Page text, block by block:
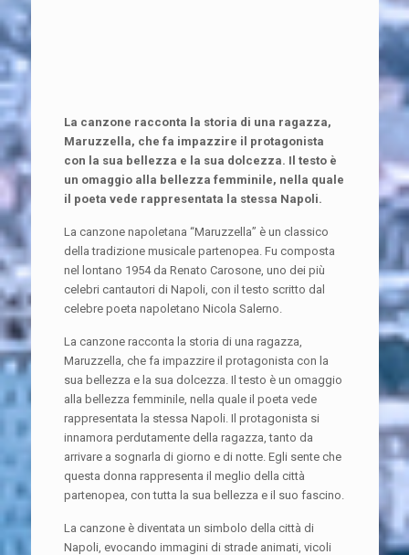
La canzone racconta la storia di una ragazza,
Maruzzella, che fa impazzire il protagonista
con la sua bellezza e la sua dolcezza. Il testo è
un omaggio alla bellezza femminile, nella quale
il poeta vede rappresentata la stessa Napoli.
La canzone napoletana “Maruzzella” è un classico
della tradizione musicale partenopea. Fu composta
nel lontano 1954 da Renato Carosone, uno dei più
celebri cantautori di Napoli, con il testo scritto dal
celebre poeta napoletano Nicola Salerno.
La canzone racconta la storia di una ragazza,
Maruzzella, che fa impazzire il protagonista con la
sua bellezza e la sua dolcezza. Il testo è un omaggio
alla bellezza femminile, nella quale il poeta vede
rappresentata la stessa Napoli. Il protagonista si
innamora perdutamente della ragazza, tanto da
arrivare a sognarla di giorno e di notte. Egli sente che
questa donna rappresenta il meglio della città
partenopea, con tutta la sua bellezza e il suo fascino.
La canzone è diventata un simbolo della città di
Napoli, evocando immagini di strade animati, vicoli